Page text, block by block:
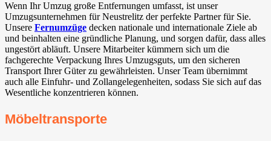
Wenn Ihr Umzug große Entfernungen umfasst, ist unser
Umzugsunternehmen für Neustrelitz der perfekte Partner für Sie.
Unsere Fernumzüge decken nationale und internationale Ziele ab
und beinhalten eine gründliche Planung, und sorgen dafür, dass alles
ungestört abläuft. Unsere Mitarbeiter kümmern sich um die
fachgerechte Verpackung Ihres Umzugsguts, um den sicheren
Transport Ihrer Güter zu gewährleisten. Unser Team übernimmt
auch alle Einfuhr- und Zollangelegenheiten, sodass Sie sich auf das
Wesentliche konzentrieren können.
Möbeltransporte